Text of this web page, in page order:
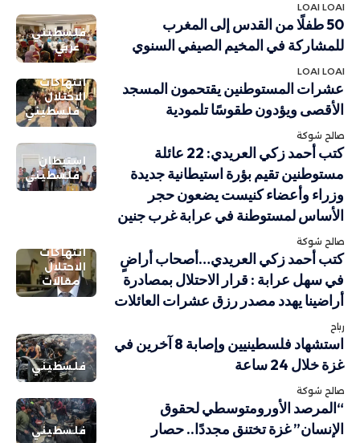
LOAI LOAI
فلسطيني
عربي
50 طفلًا من القدس إلى المغرب
للمشاركة في المخيم الصيفي السنوي
LOAI LOAI
انتهاكات
الاحتلال
فلسطيني
عشرات المستوطنين يقتحمون المسجد
الأقصى ويؤدون طقوسًا تلمودية
صالح شوكة
استيطان
فلسطيني
كتب أحمد زكي العريدي: 22 عائلة
مستوطنين تقيم بؤرة استيطانية جديدة
وزراء وأعضاء كنيست يضعون حجر
الأساس لمستوطنة في عرابة غرب جنين
صالح شوكة
انتهاكات
الاحتلال
مقالات
كتب أحمد زكي العريدي…أصحاب أراضٍ
في سهل عرابة : قرار الاحتلال بمصادرة
أراضينا يهدد مصدر رزق عشرات العائلات
رباح
فلسطيني
استشهاد فلسطينيين وإصابة 8 آخرين في
غزة خلال 24 ساعة
صالح شوكة
فلسطيني
“المرصد الأورومتوسطي لحقوق
الإنسان” غزة تختنق مجددًا.. حصار